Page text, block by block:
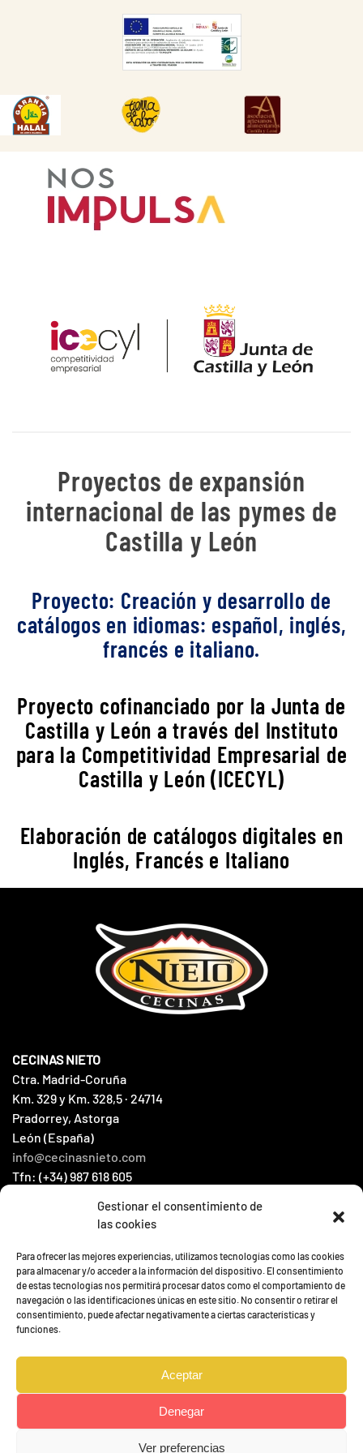
Gestionar el consentimiento de
las cookies
Para ofrecer las mejores experiencias, utilizamos tecnologías como las cookies
para almacenar y/o acceder a la información del dispositivo. El consentimiento
de estas tecnologías nos permitirá procesar datos como el comportamiento de
navegación o las identificaciones únicas en este sitio. No consentir o retirar el
consentimiento, puede afectar negativamente a ciertas características y
funciones.
Aceptar
Denegar
Ver preferencias
DESCARGAR
DESCARGAR DESCARGAR
Proyectos de expansión
internacional de las pymes de
Castilla y León
Proyecto: Creación y desarrollo de
catálogos en idiomas: español, inglés,
francés e italiano.
Proyecto cofinanciado por la Junta de
Castilla y León a través del Instituto
para la Competitividad Empresarial de
Castilla y León (ICECYL)
Elaboración de catálogos digitales en
Inglés, Francés e Italiano
CECINAS NIETO
Ctra. Madrid-Coruña
Km. 329 y Km. 328,5 · 24714
Pradorrey, Astorga
León (España)
info@cecinasnieto.com
Tfn: (+34) 987 618 605
目录
联系
新闻